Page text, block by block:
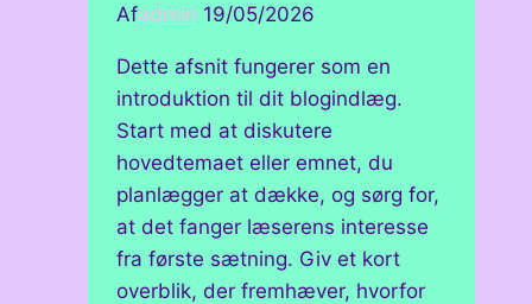
Afadmin 19/05/2026
Dette afsnit fungerer som en
introduktion til dit blogindlæg.
Start med at diskutere
hovedtemaet eller emnet, du
planlægger at dække, og sørg for,
at det fanger læserens interesse
fra første sætning. Giv et kort
overblik, der fremhæver, hvorfor